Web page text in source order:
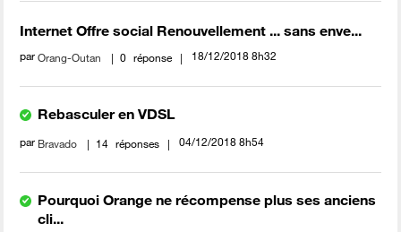
Internet Offre social Renouvellement ... sans enve...
parOrang-Outan 0 réponse ‎18/12/2018 8h32
Rebasculer en VDSL
par Bravado 14 réponses ‎04/12/2018 8h54
Pourquoi Orange ne récompense plus ses anciens
cli...